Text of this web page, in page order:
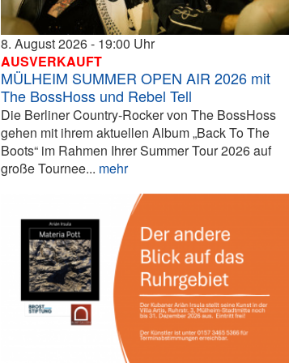
8. August 2026
19:00
AUSVERKAUFT
MÜLHEIM SUMMER OPEN AIR 2026 mit
The BossHoss und Rebel Tell
Die Berliner Country-Rocker von The BossHoss
gehen mit ihrem aktuellen Album „Back To The
Boots“ im Rahmen Ihrer Summer Tour 2026 auf
große Tournee... mehr